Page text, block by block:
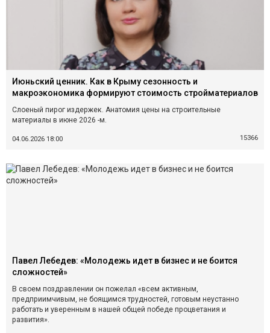
Июньский ценник. Как в Крыму сезонность и
макроэкономика формируют стоимость стройматериалов
Слоеный пирог издержек. Анатомия цены на строительные
материалы в июне 2026 -м.
04.06.2026 18:00 15366
Павел Лебедев: «Молодежь идет в бизнес и не боится
сложностей»
В своем поздравлении он пожелал «всем активным,
предприимчивым, не боящимся трудностей, готовым неустанно
работать и уверенным в нашей общей победе процветания и
развития».